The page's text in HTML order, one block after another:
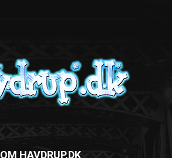
OM HAVDRUP.DK